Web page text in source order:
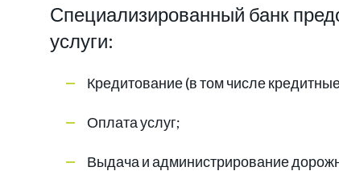
Специализированный банк
услуги:
Кредитование (в том числе
Оплата услуг;
Выдача и администрирование